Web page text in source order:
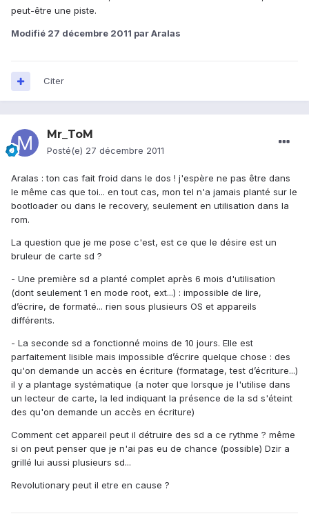
peut-être une piste.
Modifié 27 décembre 2011 par Aralas
Citer
Mr_ToM
Posté(e) 27 décembre 2011
Aralas : ton cas fait froid dans le dos ! j'espère ne pas être dans
le même cas que toi... en tout cas, mon tel n'a jamais planté sur le
bootloader ou dans le recovery, seulement en utilisation dans la
rom.
La question que je me pose c'est, est ce que le désire est un
bruleur de carte sd ?
- Une première sd a planté complet après 6 mois d'utilisation
(dont seulement 1 en mode root, ext...) : impossible de lire,
d’écrire, de formaté... rien sous plusieurs OS et appareils
différents.
- La seconde sd a fonctionné moins de 10 jours. Elle est
parfaitement lisible mais impossible d’écrire quelque chose : des
qu'on demande un accès en écriture (formatage, test d’écriture...)
il y a plantage systématique (a noter que lorsque je l'utilise dans
un lecteur de carte, la led indiquant la présence de la sd s'éteint
des qu'on demande un accès en écriture)
Comment cet appareil peut il détruire des sd a ce rythme ? même
si on peut penser que je n'ai pas eu de chance (possible) Dzir a
grillé lui aussi plusieurs sd...
Revolutionary peut il etre en cause ?